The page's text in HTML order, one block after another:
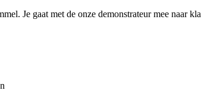
Je gaat met de onze demonstrateur mee naar